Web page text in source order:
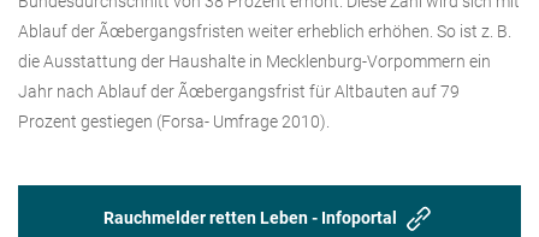
Ablauf der Ãœbergangsfristen weiter erheblich erhöhen. So ist z. B.
die Ausstattung der Haushalte in Mecklenburg-Vorpommern ein
Jahr nach Ablauf der Ãœbergangsfrist für Altbauten auf 79
Prozent gestiegen (Forsa- Umfrage 2010).
Rauchmelder retten Leben - Infoportal